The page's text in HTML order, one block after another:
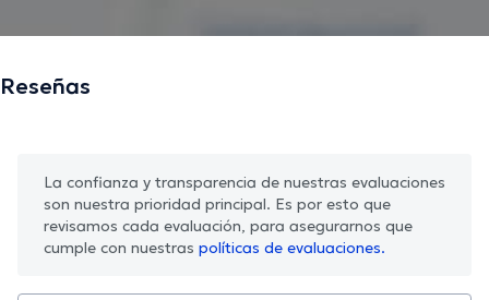
Reseñas
La confianza y transparencia de nuestras evaluaciones
son nuestra prioridad principal. Es por esto que
revisamos cada evaluación, para asegurarnos que
cumple con nuestras políticas de evaluaciones.